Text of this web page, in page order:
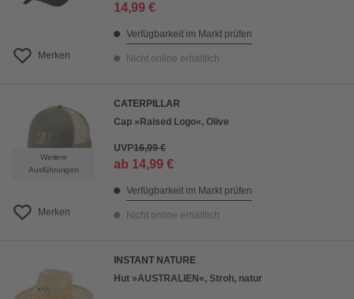
Merken
14,99 €
Verfügbarkeit im Markt prüfen
Nicht online erhältlich
Weitere
Ausführungen
Merken
CATERPILLAR
Cap »Raised Logo«, Olive
UVP16,99 €
ab 14,99 €
Verfügbarkeit im Markt prüfen
Nicht online erhältlich
INSTANT NATURE
Hut »AUSTRALIEN«, Stroh, natur